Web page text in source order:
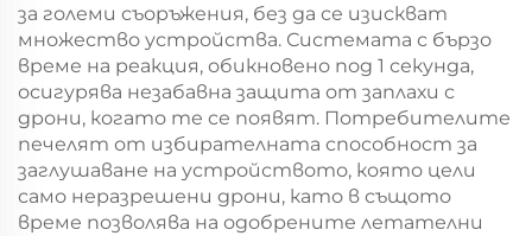
за големи съоръжения, без да се изискват
множество устройства. Системата с бързо
време на реакция, обикновено под 1 секунда,
осигурява незабавна защита от заплахи с
дрони, когато те се появят. Потребителите
печелят от избирателната способност за
заглушаване на устройството, която цели
само неразрешени дрони, като в същото
време позволява на одобрените летателни